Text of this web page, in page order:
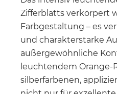
Zifferblatts verkörpert
Farbgestaltung – es
und charakterstarke
außergewöhnliche
leuchtendem Orange-
silberfarbenen,